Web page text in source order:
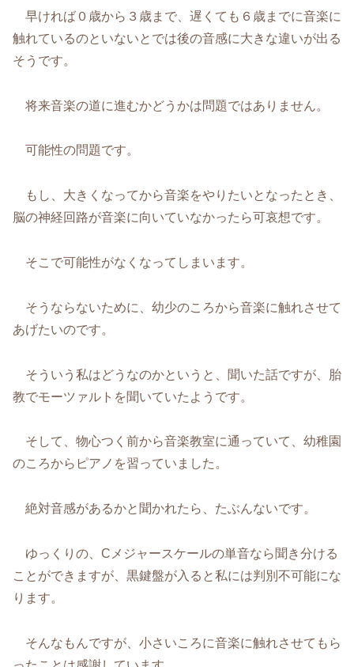
早ければ０歳から３歳まで、遅くても６歳までに音楽に
触れているのといないとでは後の音感に大きな違いが出る
そうです。
将来音楽の道に進むかどうかは問題ではありません。
可能性の問題です。
もし、大きくなってから音楽をやりたいとなったとき、
脳の神経回路が音楽に向いていなかったら可哀想です。
そこで可能性がなくなってしまいます。
そうならないために、幼少のころから音楽に触れさせて
あげたいのです。
そういう私はどうなのかというと、聞いた話ですが、胎
教でモーツァルトを聞いていたようです。
そして、物心つく前から音楽教室に通っていて、幼稚園
のころからピアノを習っていました。
絶対音感があるかと聞かれたら、たぶんないです。
ゆっくりの、Cメジャースケールの単音なら聞き分ける
ことができますが、黒鍵盤が入ると私には判別不可能にな
ります。
そんなもんですが、小さいころに音楽に触れさせてもら